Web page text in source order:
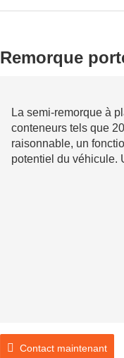
Remorque
La semi-remorque à
conteneurs tels que
raisonnable, un
potentiel du véhicule.
Contact maintenant